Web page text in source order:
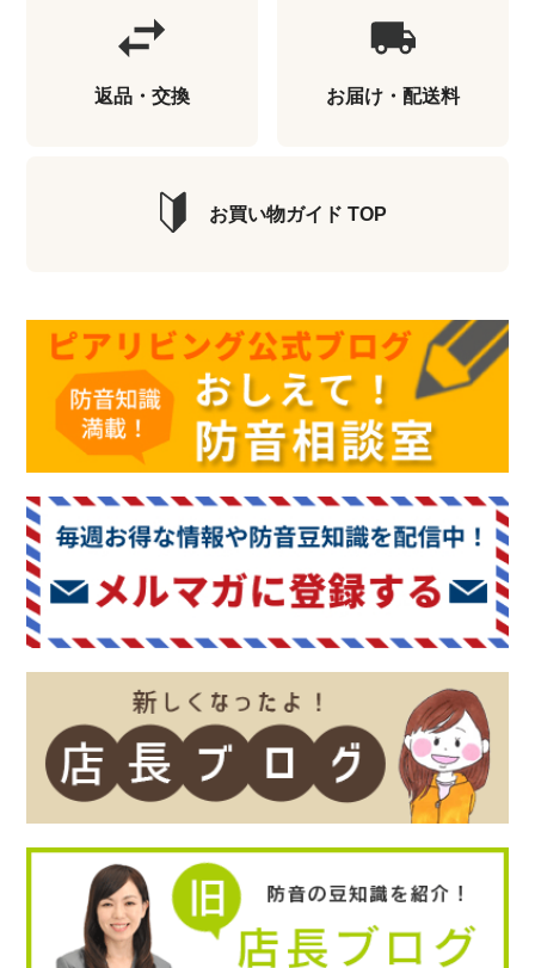
返品・交換 お届け・配送料
お買い物ガイド TOP